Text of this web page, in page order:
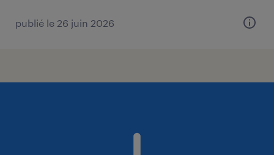
publié le 26 juin 2026